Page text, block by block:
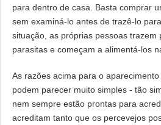
para dentro de casa. Basta comprar
sem examiná-lo antes de trazê-lo
situação, as próprias pessoas trazem
parasitas e começam a alimentá-los
As razões acima para o
podem parecer muito simples - tão
nem sempre estão prontas para
acreditam tanto que os percevejos